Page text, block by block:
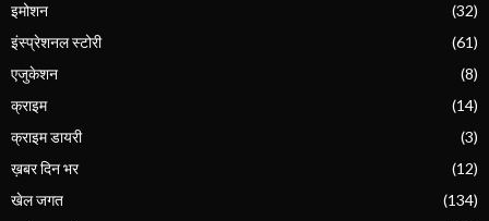
इमोशन
(32)
इंस्प्रेशनल स्टोरी
(61)
एजुकेशन
(8)
क्राइम
(14)
क्राइम डायरी
(3)
ख़बर दिन भर
(12)
खेल जगत
(134)